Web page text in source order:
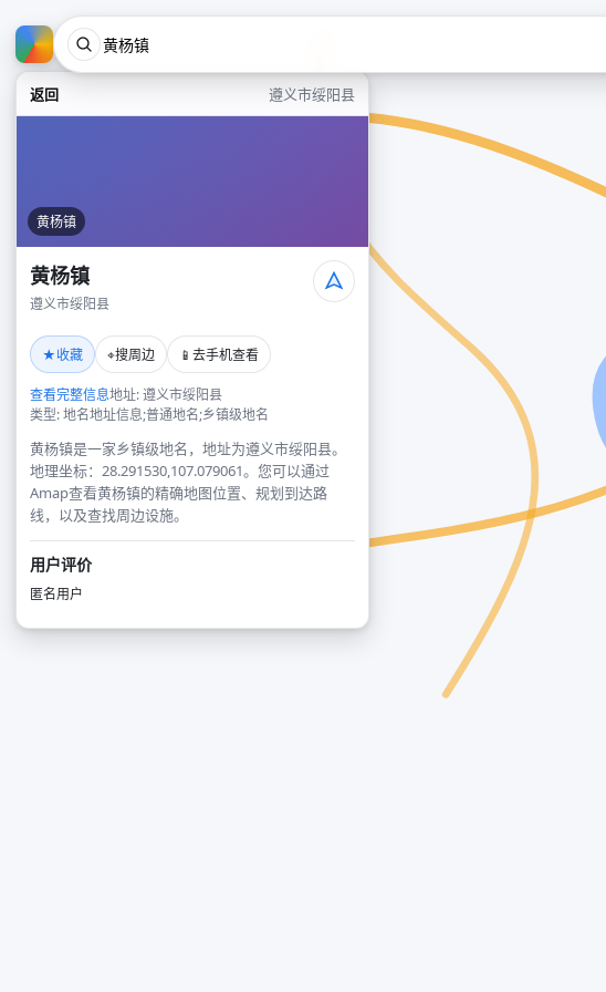
返回 遵义市绥阳县
黄杨镇
黄杨镇
遵义市绥阳县
★收藏 ⌖搜周边 📱 去手机查看
查看完整信息地址: 遵义市绥阳县
类型: 地名地址信息;普通地名;乡镇级地名
黄杨镇是一家乡镇级地名，地址为遵义市绥阳县。
地理坐标：28.291530,107.079061。您可以通过
Amap查看黄杨镇的精确地图位置、规划到达路
线，以及查找周边设施。
用户评价
匿名用户